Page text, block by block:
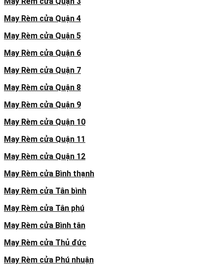
May Rèm cửa Quận 4
May Rèm cửa Quận 5
May Rèm cửa Quận 6
May Rèm cửa Quận 7
May Rèm cửa Quận 8
May Rèm cửa Quận 9
May Rèm cửa Quận 10
May Rèm cửa Quận 11
May Rèm cửa Quận 12
May Rèm cửa Bình thạnh
May Rèm cửa Tân bình
May Rèm cửa Tân phú
May Rèm cửa Bình tân
May Rèm cửa Thủ đức
May Rèm cửa Phú nhuận